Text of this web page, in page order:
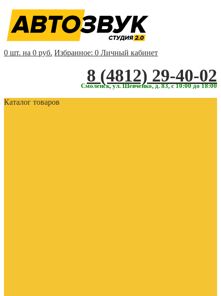
0 шт. на 0 руб. Избранное: 0 Личный кабинет
‎‎8 (4812) 29-40-02
Смоленск, ул. Шевченко, д. 83, с 10:00 до 18:00
Каталог товаров